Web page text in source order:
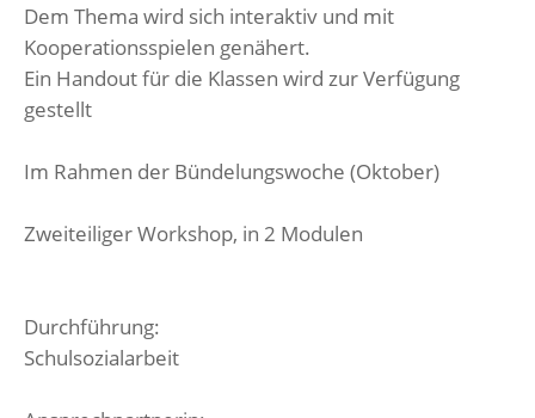
Dem Thema wird sich interaktiv und mit
Kooperationsspielen genähert.
Ein Handout für die Klassen wird zur Verfügung
gestellt
Im Rahmen der Bündelungswoche (Oktober)
Zweiteiliger Workshop, in 2 Modulen
Durchführung:
Schulsozialarbeit